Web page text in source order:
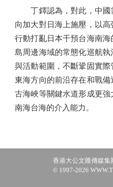
丁鐸認為，對此，中國
向加大對日海上施壓，以
行動打亂日本干預台海南
島周邊海域的常態化巡航
與活動範圍，不斷鞏固實
東海方向的前沿存在和戰
古海峽等關鍵水道形成更
南海台海的介入能力。
香港大公文匯傳媒集
© 1997-2026